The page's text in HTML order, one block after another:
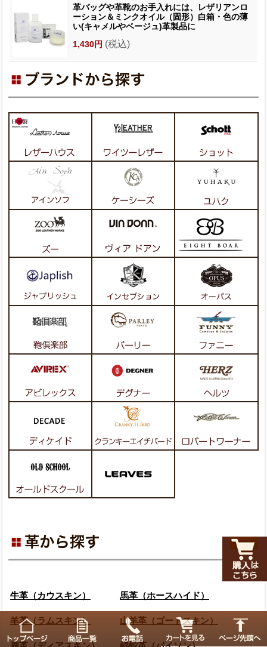
革バッグや革靴のお手入れには、レザリアンロ
ーション＆ミンクオイル（固形）白箱・色の薄
い(キャメルやベージュ)革製品に
1,430円 (税込)